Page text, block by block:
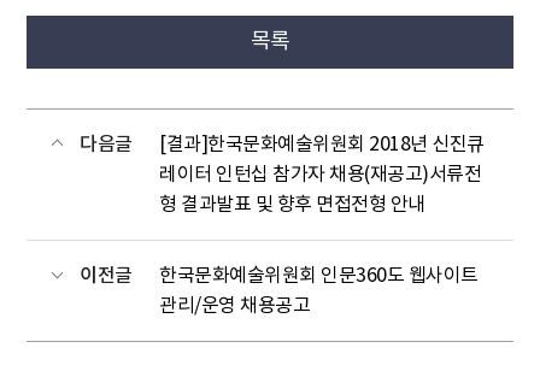
목록
다음글
[결과]한국문화예술위원회 2018년 신진큐
레이터 인턴십 참가자 채용(재공고)서류전
형 결과발표 및 향후 면접전형 안내
이전글
한국문화예술위원회 인문360도 웹사이트
관리/운영 채용공고